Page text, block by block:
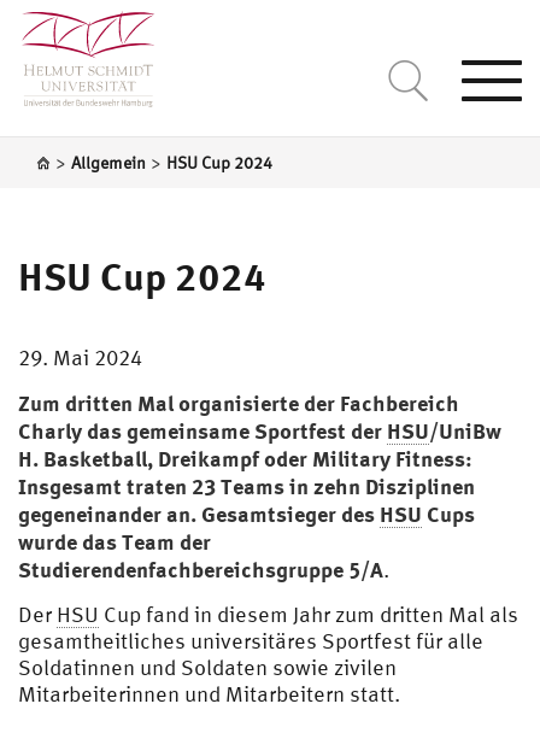
> Allgemein > HSU Cup 2024
HSU Cup 2024
29. Mai 2024
Zum dritten Mal organisierte der Fachbereich
Charly das gemeinsame Sportfest der HSU/UniBw
H. Basketball, Dreikampf oder Military Fitness:
Insgesamt traten 23 Teams in zehn Disziplinen
gegeneinander an. Gesamtsieger des HSU Cups
wurde das Team der
Studierendenfachbereichsgruppe 5/A.
Der HSU Cup fand in diesem Jahr zum dritten Mal als
gesamtheitliches universitäres Sportfest für alle
Soldatinnen und Soldaten sowie zivilen
Mitarbeiterinnen und Mitarbeitern statt.